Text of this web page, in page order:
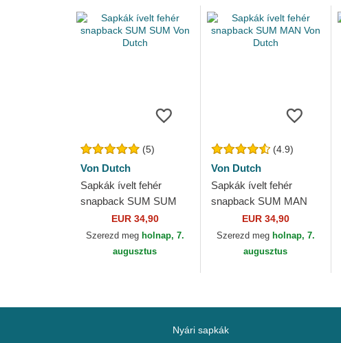
(5)
Von Dutch
Sapkák ívelt fehér
snapback SUM SUM
Von DutchEUR 34,90
Szerezd meg holnap, 7.
augusztus
(4.9)
Von Dutch
Sapkák ívelt fehér
snapback SUM MAN
Von DutchEUR 34,90
Szerezd meg holnap, 7.
augusztus
Nyári sapkák